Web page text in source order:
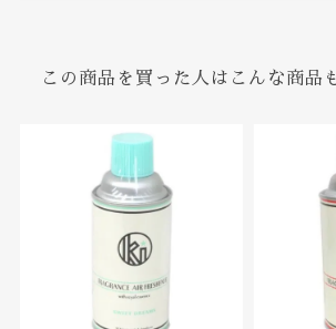
この商品を買った人はこんな商品